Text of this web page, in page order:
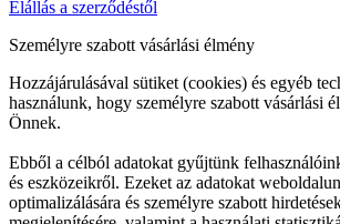
Elállás a szerződéstől
Személyre szabott vásárlási élmény
Hozzájárulásával sütiket (cookies) és egyéb
használunk, hogy személyre szabott vásárlási
Önnek.
Ebből a célból adatokat gyűjtünk
és eszközeikről. Ezeket az adatokat
optimalizálására és személyre szabott